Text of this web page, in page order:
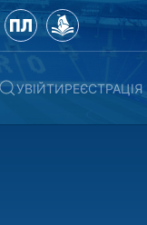
УВІЙТИРЕЄСТРАЦІЯ